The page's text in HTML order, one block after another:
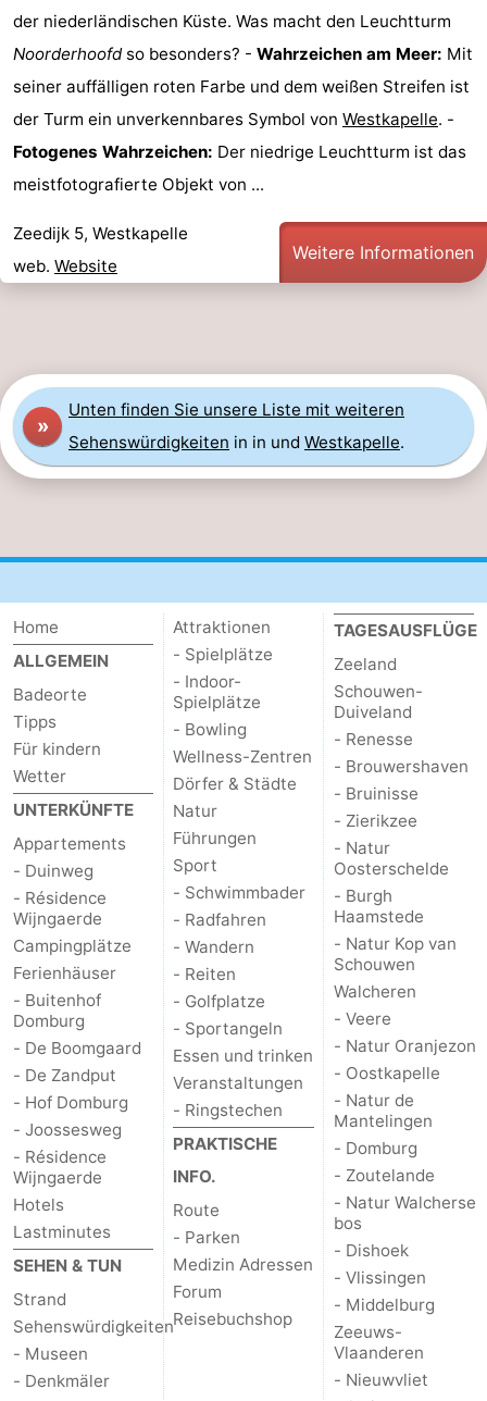
Städte
Führungen
Sport
-
Schwimmbader
Wandern
-
Sportangeln
Essen
und
Veranstaltungen
Praktisch
Forum
Route
-
Parken
Reisebuchshop
Medizin
Adressen
Region
Zeeland
Schouwen-
Duiveland
-
Renesse
-
Brouwershaven
Bruinisse
Zierikzee
-
Natur
Oosterschelde
-
Burgh
Haamstede
-
Natur
Kop
Walcheren
-
der niederländischen Küste. Was macht den Leuchtturm
Noorderhoofdso besonders? - Wahrzeichen am Meer: Mit
seiner auffälligen roten Farbe und dem weißen Streifen ist
der Turm ein unverkennbares Symbol von Westkapelle. -
Fotogenes Wahrzeichen: Der niedrige Leuchtturm ist das
meistfotografierte Objekt von ...
Zeedijk 5, Westkapelle
web. Website
Weitere Informationen
»
Unten finden Sie unsere Liste mit weiteren
Sehenswürdigkeiten in in und Westkapelle.
Home
ALLGEMEIN
Badeorte
Tipps
Für kindern
Wetter
UNTERKÜNFTE
Appartements
- Duinweg
- Résidence
Wijngaerde
Campingplätze
Ferienhäuser
- Buitenhof
Domburg
- De Boomgaard
- De Zandput
- Hof Domburg
- Joossesweg
- Résidence
Wijngaerde
Hotels
Lastminutes
SEHEN & TUN
Strand
Sehenswürdigkeiten
- Museen
- Denkmäler
Attraktionen
- Spielplätze
- Indoor-
Spielplätze
- Bowling
Wellness-Zentren
Dörfer & Städte
Natur
Führungen
Sport
- Schwimmbader
- Radfahren
- Wandern
- Reiten
- Golfplatze
- Sportangeln
Essen und trinken
Veranstaltungen
- Ringstechen
PRAKTISCHE
INFO.
Route
- Parken
Medizin Adressen
Forum
Reisebuchshop
TAGESAUSFLÜGE
Zeeland
Schouwen-
Duiveland
- Renesse
- Brouwershaven
- Bruinisse
- Zierikzee
- Natur
Oosterschelde
- Burgh
Haamstede
- Natur Kop van
Schouwen
Walcheren
- Veere
- Natur Oranjezon
- Oostkapelle
- Natur de
Mantelingen
- Domburg
- Zoutelande
- Natur Walcherse
bos
- Dishoek
- Vlissingen
- Middelburg
Zeeuws-
Vlaanderen
- Nieuwvliet